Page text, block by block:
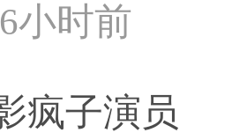
小时前
疯子演员